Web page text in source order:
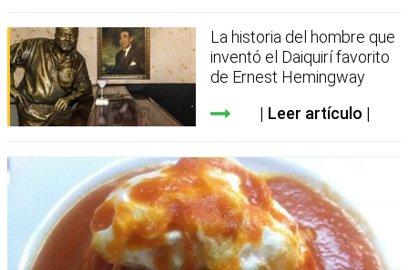
La historia del hombre que
inventó el Daiquirí favorito
de Ernest Hemingway
Leer artículo